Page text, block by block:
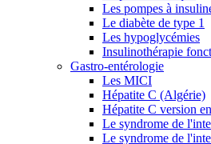
Les pompes à
Le diabète de type 1
Les hypoglycémies
Insulinothérapie
Gastro-entérologie
Les MICI
Hépatite C (Algérie)
Hépatite C version
Le syndrome de
Le syndrome de